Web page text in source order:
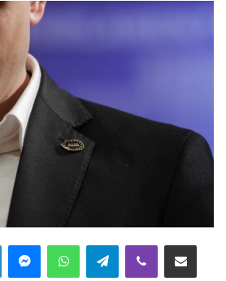
LinkedInMessengerWhatsAppTelegramViber Distribuie prin mail